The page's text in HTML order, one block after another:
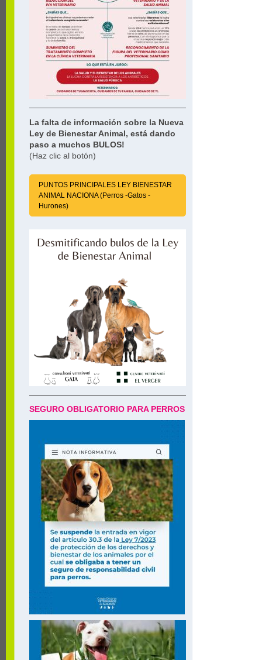
La falta de información sobre la Nueva
Ley de Bienestar Animal, está dando
paso a muchos BULOS!
(Haz clic al botón)
PUNTOS PRINCIPALES LEY BIENESTAR
ANIMAL NACIONA (Perros -Gatos -
Hurones)
SEGURO OBLIGATORIO PARA PERROS